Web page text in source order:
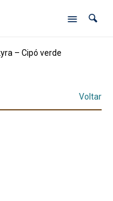
– Cipó verde
Voltar